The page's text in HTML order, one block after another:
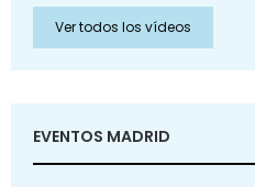
Ver todos los vídeos
EVENTOS MADRID